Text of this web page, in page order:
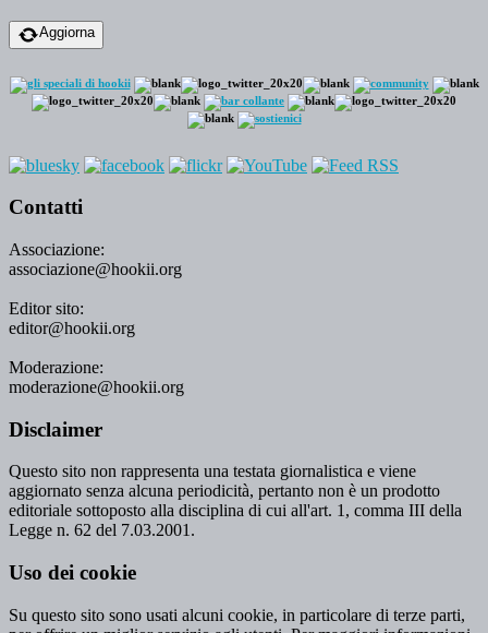
Aggiorna
Contatti
Associazione:
associazione@hookii.org
Editor sito:
editor@hookii.org
Moderazione:
moderazione@hookii.org
Disclaimer
Questo sito non rappresenta una testata giornalistica e viene
aggiornato senza alcuna periodicità, pertanto non è un prodotto
editoriale sottoposto alla disciplina di cui all'art. 1, comma III della
Legge n. 62 del 7.03.2001.
Uso dei cookie
Su questo sito sono usati alcuni cookie, in particolare di terze parti,